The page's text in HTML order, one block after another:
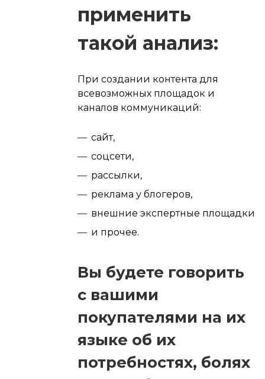
применить
такой анализ:
При создании контента для
всевозможных площадок и
каналов коммуникаций:
сайт,
соцсети,
рассылки,
реклама у блогеров,
внешние экспертные площадки
и прочее.
Вы будете говорить
с вашими
покупателями на их
языке об их
потребностях, болях